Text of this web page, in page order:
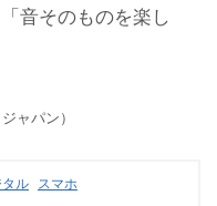
音そのものを楽し
ャパン）
ル スマホ